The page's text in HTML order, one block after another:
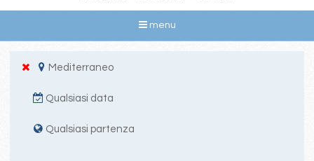
menu
Mediterraneo
Qualsiasi data
Qualsiasi partenza